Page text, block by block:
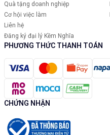
Quà tặng doanh nghiệp
Cơ hội việc làm
Liên hệ
Đăng ký đại lý Kềm Nghĩa
PHƯƠNG THỨC THANH TOÁN
CHỨNG NHẬN